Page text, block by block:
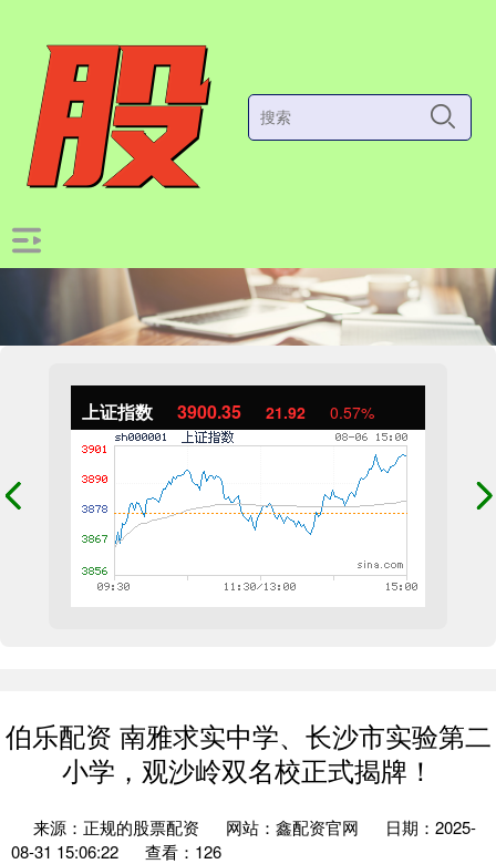
上证指数 3900.35 21.92 0.57%
伯乐配资 南雅求实中学、长沙市实验第二
小学，观沙岭双名校正式揭牌！
来源：正规的股票配资 网站：鑫配资官网
日期：2025-
08-31 15:06:22
查看：126